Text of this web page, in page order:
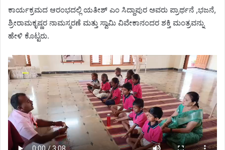
ಕಾರ್ಯಕ್ರಮದ ಆರಂಭದಲ್ಲಿ ಯತೀಶ್ ಎಂ ಸಿದ್ದಾಪುರ ಅವರು ಪ್ರಾರ್ಥನೆ ,ಭಜನೆ,
ಶ್ರೀರಾಮಕೃಷ್ಣರ ನಾಮಸ್ಮರಣೆ ಮತ್ತು ಸ್ವಾಮಿ ವಿವೇಕಾನಂದರ ಶಕ್ತಿ ಮಂತ್ರವನ್ನು
ಹೇಳಿ ಕೊಟ್ಟರು.